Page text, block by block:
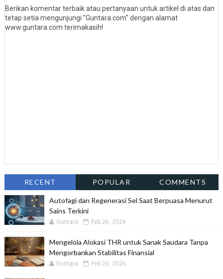
Berikan komentar terbaik atau pertanyaan untuk artikel di atas dan
tetap setia mengunjungi "Guntara.com" dengan alamat
www.guntara.com terimakasih!
RECENT POPULAR COMMENTS
Autofagi dan Regenerasi Sel Saat Berpuasa Menurut
Sains Terkini
Guntara Feb 26, 2026
Mengelola Alokasi THR untuk Sanak Saudara Tanpa
Mengorbankan Stabilitas Finansial
Guntara Feb 26, 2026